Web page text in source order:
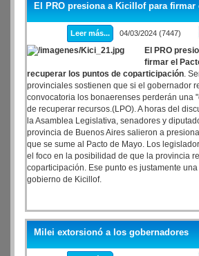
El PRO presiona a Kicillof para firmar
Leer más... 04/03/2024 (7447)
El PRO
firmar el
recuperar los puntos de coparticipación.
provinciales sostienen que si el gobernador
convocatoria los bonaerenses perderán una
de recuperar recursos.(LPO). A horas del
la Asamblea Legislativa, senadores y
provincia de Buenos Aires salieron a
que se sume al Pacto de Mayo. Los
el foco en la posibilidad de que la provincia
coparticipación. Ese punto es justamente
gobierno de Kicillof.
Milei extorsionó a los gobernadores